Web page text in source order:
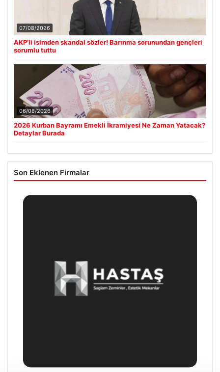
07/08/2026
AKP’li isimden skandal sözler! Barınma sorunundan gençleri
sorumlu tuttu
06/08/2026
2026 Kurban Bayramı Emekli İkramiyesi Ne Zaman Yatacak?
Detaylar Burada
Son Eklenen Firmalar